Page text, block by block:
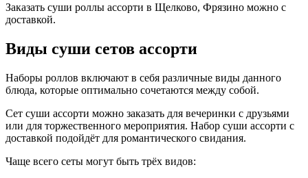
Заказать суши роллы ассорти в Щелково, Фрязино можно с
доставкой.
Виды суши сетов ассорти
Наборы роллов включают в себя различные виды данного
блюда, которые оптимально сочетаются между собой.
Сет суши ассорти можно заказать для вечеринки с друзьями
или для торжественного мероприятия. Набор суши ассорти с
доставкой подойдёт для романтического свидания.
Чаще всего сеты могут быть трёх видов: